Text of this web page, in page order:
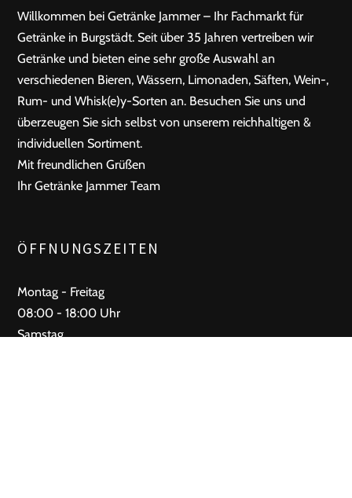
Willkommen bei Getränke Jammer – Ihr Fachmarkt für
Getränke in Burgstädt. Seit über 35 Jahren vertreiben wir
Getränke und bieten eine sehr große Auswahl an
verschiedenen Bieren, Wässern, Limonaden, Säften, Wein-,
Rum- und Whisk(e)y-Sorten an. Besuchen Sie uns und
überzeugen Sie sich selbst von unserem reichhaltigen &
individuellen Sortiment.
Mit freundlichen Grüßen
Ihr Getränke Jammer Team
ÖFFNUNGSZEITEN
Montag - Freitag
08:00 - 18:00 Uhr
Samstag